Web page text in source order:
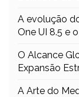
A evolução
One UI 8.5 e
O Alcance
Expansão
A Arte do